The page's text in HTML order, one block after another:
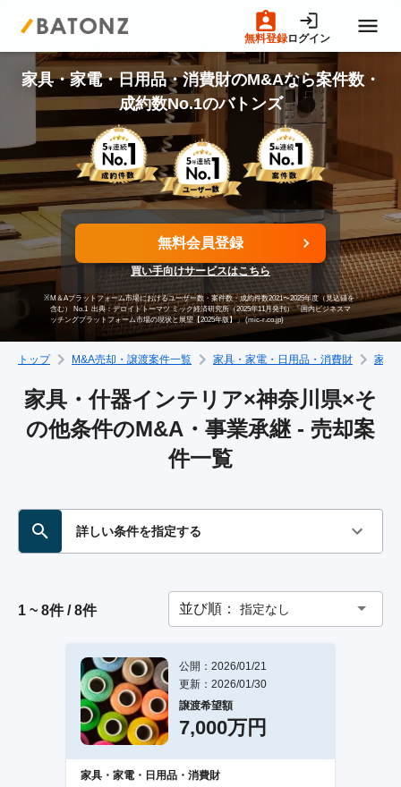
無料登録ログイン
トップページ
M&A案件一覧
売りたい方へ
買いたい方へ
成約事例
M&A専門家の方へ
家具・家電・日用品・消費財のM&Aなら案件数・
成約数No.1のバトンズ
無料会員登録
買い手向けサービスはこちら
※M＆Aプラットフォーム市場におけるユーザー数・案件数・成約件数2021〜2025年度（見込値を
含む） No.1 出典：デロイトトーマツ ミック経済研究所（2025年11月発刊）「国内ビジネスマ
ッチングプラットフォーム市場の現状と展望【2025年版】」 (mic-r.co.jp)
トップ M&A売却・譲渡案件一覧 家具・家電・日用品・消費財 家具
家具・什器インテリア×神奈川県×そ
の他条件のM&A・事業承継 - 売却案
件一覧
詳しい条件を指定する
1 ~ 8件 / 8件 並び順： 指定なし
公開：2026/01/21
更新：2026/01/30
譲渡希望額
7,000万円
家具・家電・日用品・消費財